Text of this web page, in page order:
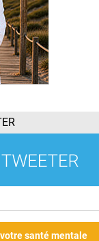
santé mentale